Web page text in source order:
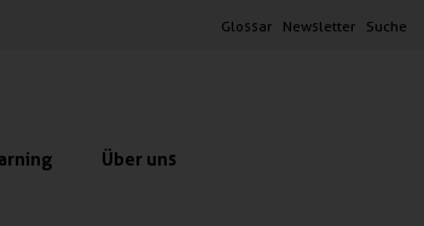
Glossar Newsletter Suche
Über uns